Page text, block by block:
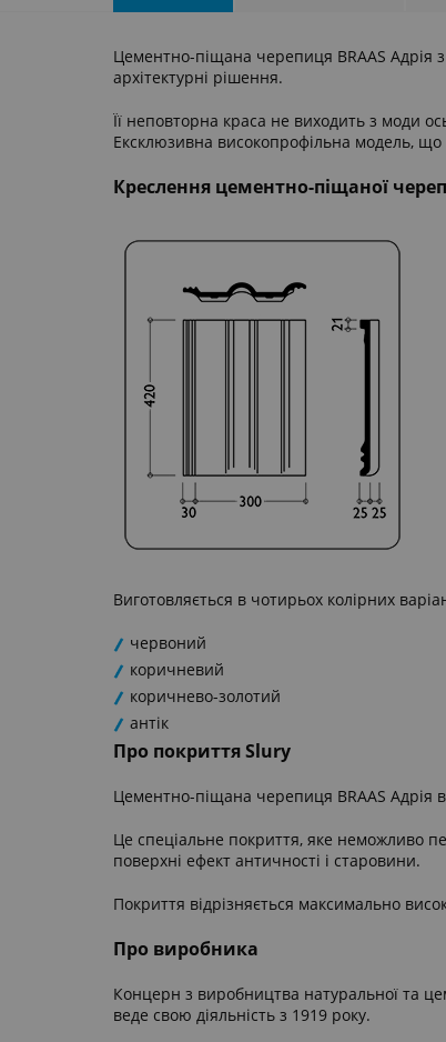
Цементно-піщана черепиця BRAAS Адрія з
архітектурні рішення.
Її неповторна краса не виходить з моди
Ексклюзивна високопрофільна модель, що
Креслення цементно-піщаної
Виготовляється в чотирьох колірних
червоний
коричневий
коричнево-золотий
антік
Про покриття Slury
Цементно-піщана черепиця BRAAS Адрія
Це спеціальне покриття, яке неможливо
поверхні ефект античності і старовини.
Покриття відрізняється максимально
Про виробника
Концерн з виробництва натуральної та
веде свою діяльність з 1919 року.